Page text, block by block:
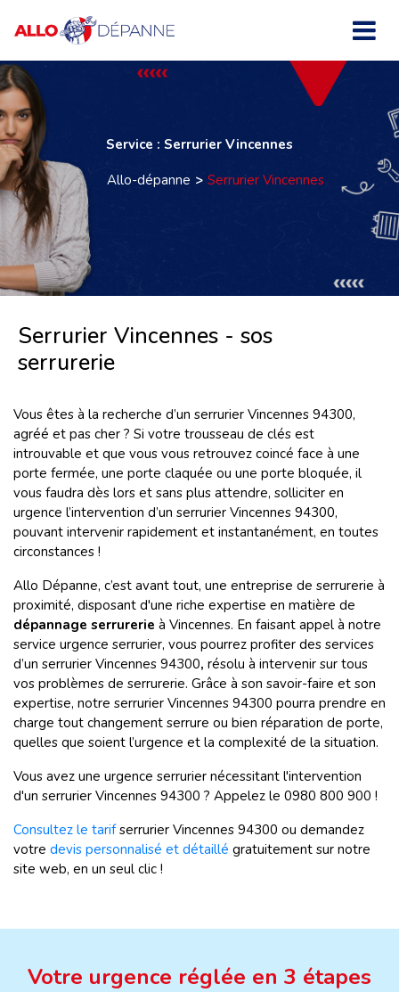
Service : Serrurier Vincennes
Allo-dépanne
Serrurier Vincennes
Serrurier Vincennes - sos
serrurerie
Vous êtes à la recherche d’un serrurier Vincennes 94300,
agréé et pas cher ? Si votre trousseau de clés est
introuvable et que vous vous retrouvez coincé face à une
porte fermée, une porte claquée ou une porte bloquée, il
vous faudra dès lors et sans plus attendre, solliciter en
urgence l’intervention d’un serrurier Vincennes 94300,
pouvant intervenir rapidement et instantanément, en toutes
circonstances !
Allo Dépanne, c’est avant tout, une entreprise de serrurerie à
proximité, disposant d'une riche expertise en matière de
dépannage serrurerie à Vincennes. En faisant appel à notre
service urgence serrurier, vous pourrez profiter des services
d’un serrurier Vincennes 94300, résolu à intervenir sur tous
vos problèmes de serrurerie. Grâce à son savoir-faire et son
expertise, notre serrurier Vincennes 94300 pourra prendre en
charge tout changement serrure ou bien réparation de porte,
quelles que soient l’urgence et la complexité de la situation.
Vous avez une urgence serrurier nécessitant l'intervention
d'un serrurier Vincennes 94300 ? Appelez le 0980 800 900 !
Consultez le tarifserrurier Vincennes 94300 ou demandez
votre devis personnalisé et détaillé gratuitement sur notre
site web, en un seul clic !
Votre urgence réglée en 3 étapes